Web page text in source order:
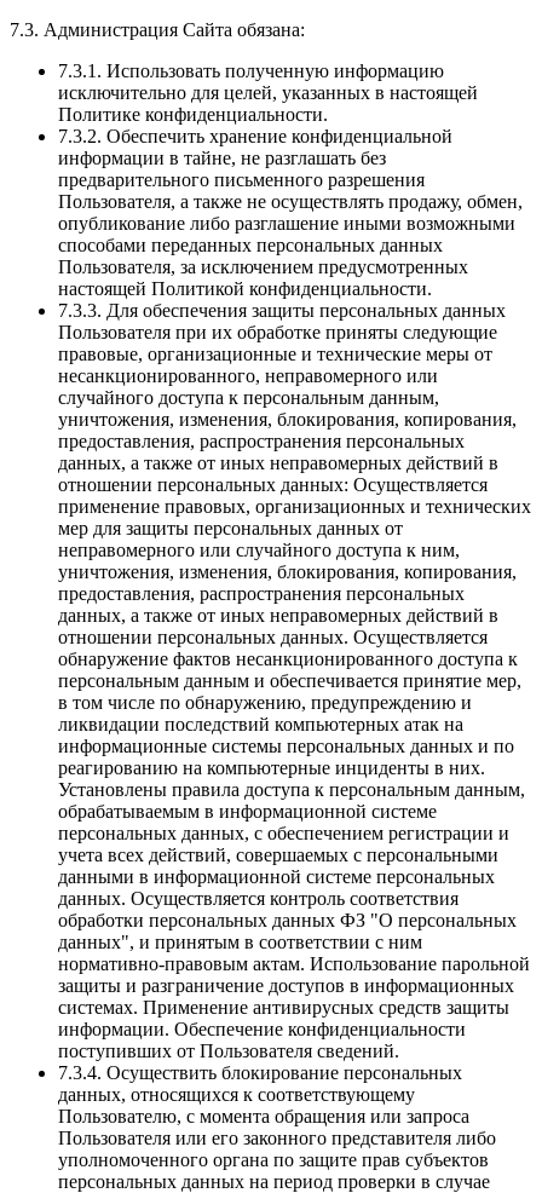
7.3. Администрация Сайта обязана:
7.3.1. Использовать полученную информацию
исключительно для целей, указанных в настоящей
Политике конфиденциальности.
7.3.2. Обеспечить хранение конфиденциальной
информации в тайне, не разглашать без
предварительного письменного разрешения
Пользователя, а также не осуществлять продажу, обмен,
опубликование либо разглашение иными возможными
способами переданных персональных данных
Пользователя, за исключением предусмотренных
настоящей Политикой конфиденциальности.
7.3.3. Для обеспечения защиты персональных данных
Пользователя при их обработке приняты следующие
правовые, организационные и технические меры от
несанкционированного, неправомерного или
случайного доступа к персональным данным,
уничтожения, изменения, блокирования, копирования,
предоставления, распространения персональных
данных, а также от иных неправомерных действий в
отношении персональных данных: Осуществляется
применение правовых, организационных и технических
мер для защиты персональных данных от
неправомерного или случайного доступа к ним,
уничтожения, изменения, блокирования, копирования,
предоставления, распространения персональных
данных, а также от иных неправомерных действий в
отношении персональных данных. Осуществляется
обнаружение фактов несанкционированного доступа к
персональным данным и обеспечивается принятие мер,
в том числе по обнаружению, предупреждению и
ликвидации последствий компьютерных атак на
информационные системы персональных данных и по
реагированию на компьютерные инциденты в них.
Установлены правила доступа к персональным данным,
обрабатываемым в информационной системе
персональных данных, с обеспечением регистрации и
учета всех действий, совершаемых с персональными
данными в информационной системе персональных
данных. Осуществляется контроль соответствия
обработки персональных данных ФЗ "О персональных
данных", и принятым в соответствии с ним
нормативно-правовым актам. Использование парольной
защиты и разграничение доступов в информационных
системах. Применение антивирусных средств защиты
информации. Обеспечение конфиденциальности
поступивших от Пользователя сведений.
7.3.4. Осуществить блокирование персональных
данных, относящихся к соответствующему
Пользователю, с момента обращения или запроса
Пользователя или его законного представителя либо
уполномоченного органа по защите прав субъектов
персональных данных на период проверки в случае